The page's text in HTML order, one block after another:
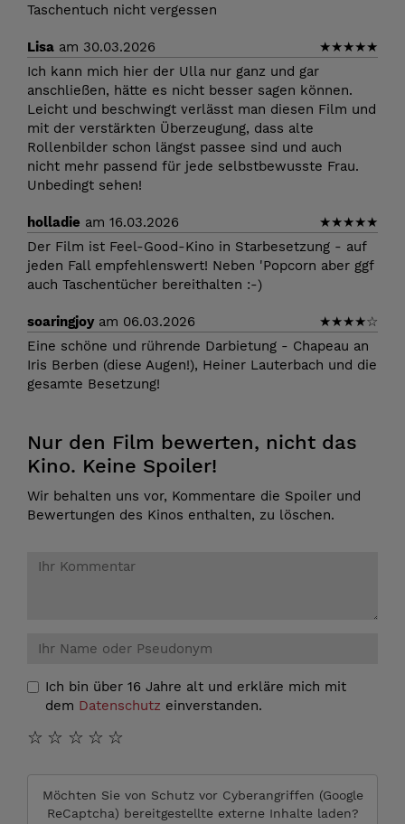
Taschentuch nicht vergessen
Lisa am 30.03.2026 ★★★★★
Ich kann mich hier der Ulla nur ganz und gar
anschließen, hätte es nicht besser sagen können.
Leicht und beschwingt verlässt man diesen Film und
mit der verstärkten Überzeugung, dass alte
Rollenbilder schon längst passee sind und auch
nicht mehr passend für jede selbstbewusste Frau.
Unbedingt sehen!
holladie am 16.03.2026 ★★★★★
Der Film ist Feel-Good-Kino in Starbesetzung - auf
jeden Fall empfehlenswert! Neben 'Popcorn aber ggf
auch Taschentücher bereithalten :-)
soaringjoyam 06.03.2026 ★★★★☆
Eine schöne und rührende Darbietung - Chapeau an
Iris Berben (diese Augen!), Heiner Lauterbach und die
gesamte Besetzung!
Nur den Film bewerten, nicht das
Kino. Keine Spoiler!
Wir behalten uns vor, Kommentare die Spoiler und
Bewertungen des Kinos enthalten, zu löschen.
Ich bin über 16 Jahre alt und erkläre mich mit
dem Datenschutz einverstanden.
☆
☆
☆
☆
☆
Möchten Sie von Schutz vor Cyberangriffen (Google
ReCaptcha) bereitgestellte externe Inhalte laden?